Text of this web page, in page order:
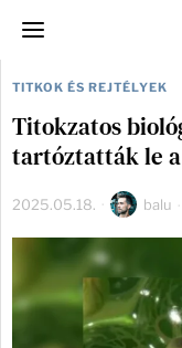
TITKOK ÉS REJTÉLYEK
Titokzatos
tartóztatták le
2025.05.18. balu